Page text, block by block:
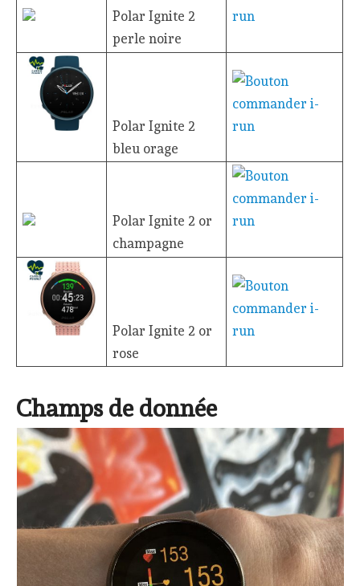
Polar Ignite 2
perle noire
Polar Ignite 2
bleu orage
Polar Ignite 2 or
champagne
Polar Ignite 2 or
rose
Champs de donnée